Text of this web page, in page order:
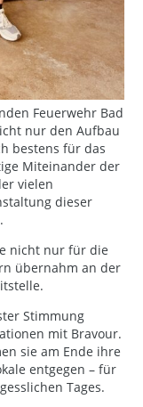
Feuerwehr Bad
nur den Aufbau
bestens für das
Miteinander der
vielen
dieser
nicht nur für die
übernahm an der
Stimmung
mit Bravour.
sie am Ende ihre
entgegen – für
Tages.